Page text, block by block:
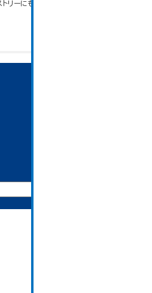
リーにもアクセス可能です